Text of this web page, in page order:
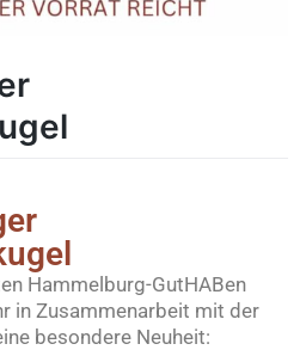
Hammelburg-GutHABen
in Zusammenarbeit mit der
besondere Neuheit: